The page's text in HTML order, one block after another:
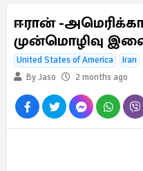
ஈரான் -
முன்மொழிவு
United States of America Iran
By Jaso
2 months ago